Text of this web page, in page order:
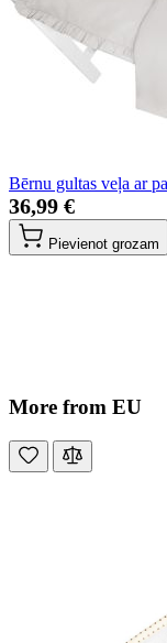
Bērnu gultas veļa ar
36,99 €
Pievienot grozam
More from EU